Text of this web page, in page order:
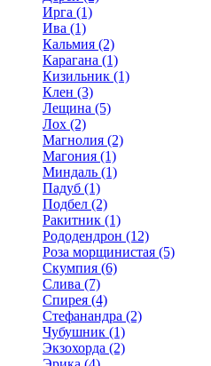
Ирга (1)
Ива (1)
Кальмия (2)
Карагана (1)
Кизильник (1)
Клен (3)
Лещина (5)
Лох (2)
Магнолия (2)
Магония (1)
Миндаль (1)
Падуб (1)
Подбел (2)
Ракитник (1)
Рододендрон (12)
Роза морщинистая (5)
Скумпия (6)
Слива (7)
Спирея (4)
Стефанандра (2)
Чубушник (1)
Экзохорда (2)